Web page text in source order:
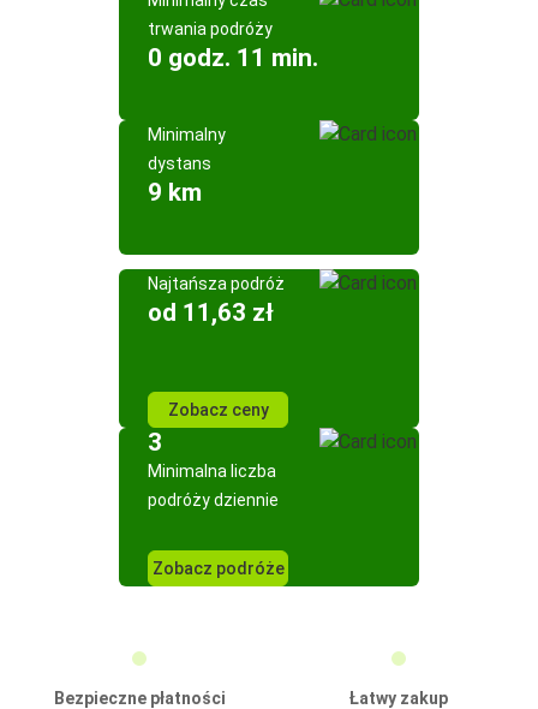
trwania podróży
0 godz. 11 min.
Minimalny
dystans
9 km
Najtańsza podróż
od 11,63 zł
Zobacz ceny
3
Minimalna liczba
podróży dziennie
Zobacz podróże
Bezpieczne płatności
Łatwy zakup